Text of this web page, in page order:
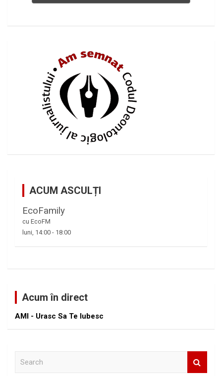
ACUM ASCULȚI
EcoFamily
cu EcoFM
luni, 14:00 - 18:00
Acum în direct
AMI - Urasc Sa Te Iubesc